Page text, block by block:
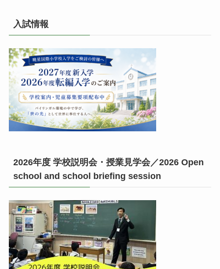
入試情報
2026年度 学校説明会・授業見学会／2026 Open
school and school briefing session